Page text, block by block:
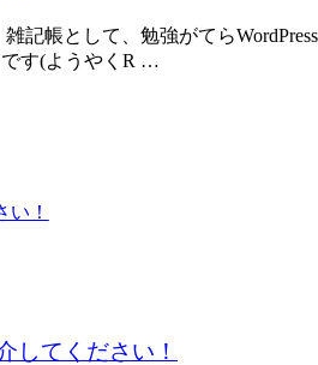
記帳として、勉強がてらWordPress
す(ようやくR …
い！
してください！